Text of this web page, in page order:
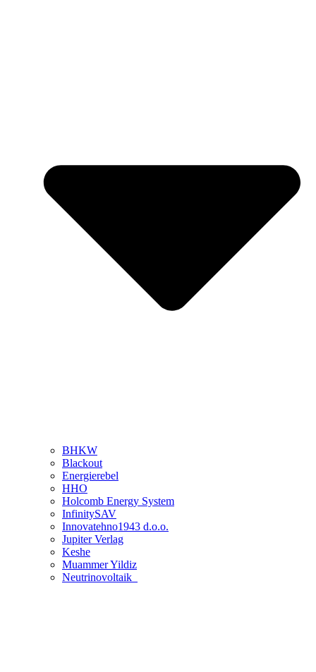
BHKW
Blackout
Energierebel
HHO
Holcomb Energy System
InfinitySAV
Innovatehno1943 d.o.o.
Jupiter Verlag
Keshe
Muammer Yildiz
Neutrinovoltaik